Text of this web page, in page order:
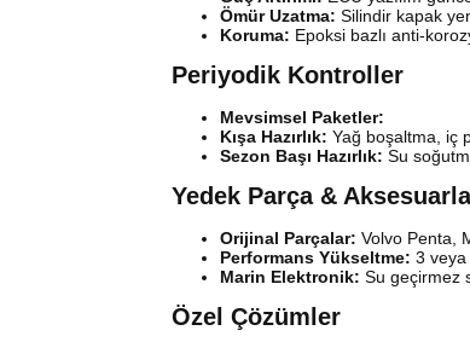
Ömür Uzatma: Silindir kapak
Koruma: Epoksi bazlı anti-
Periyodik Kontroller
Mevsimsel Paketler:
Kışa Hazırlık: Yağ boşaltma, iç
Sezon Başı Hazırlık: Su
Yedek Parça &
Orijinal Parçalar: Volvo Penta,
Performans Yükseltme: 3 veya
Marin Elektronik: Su geçirmez
Özel Çözümler